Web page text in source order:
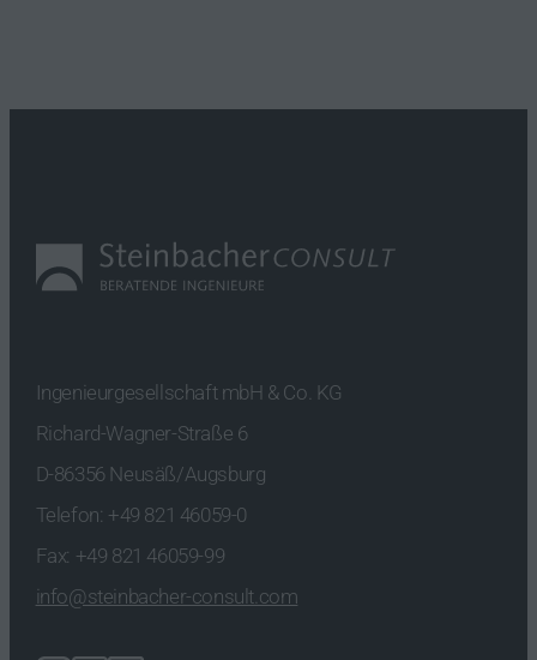
Ingenieurgesellschaft mbH & Co. KG
Richard-Wagner-Straße 6
D-86356 Neusäß/Augsburg
Telefon: +49 821 46059-0
Fax: +49 821 46059-99
info@steinbacher-consult.com